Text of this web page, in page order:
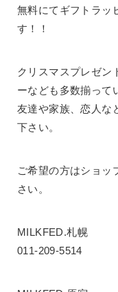
無料にてギフトラッ
す！！
クリスマスプレゼン
ーなども多数揃って
友達や家族、恋人な
下さい。
ご希望の方はショッ
さい。
MILKFED.札幌
011-209-5514